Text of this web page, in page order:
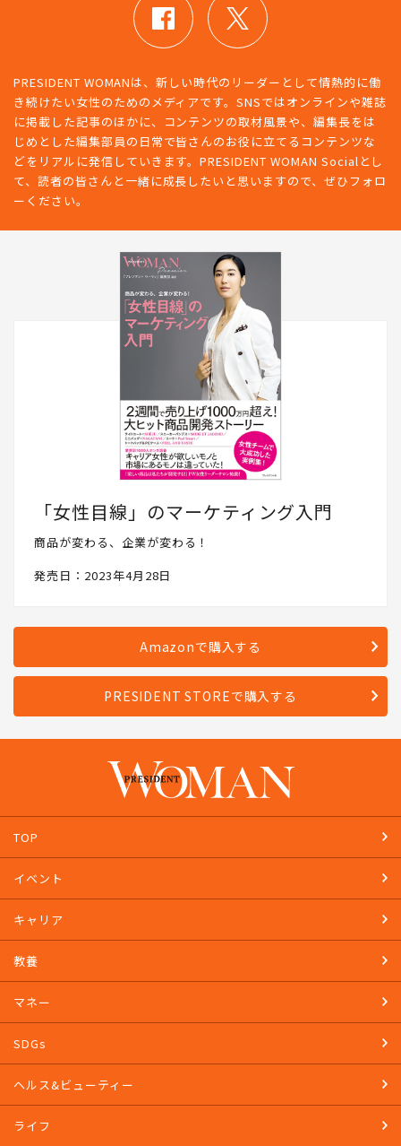
PRESIDENT WOMANは、新しい時代のリーダーとして情熱的に働
き続けたい女性のためのメディアです。SNSではオンラインや雑誌
に掲載した記事のほかに、コンテンツの取材風景や、編集長をは
じめとした編集部員の日常で皆さんのお役に立てるコンテンツな
どをリアルに発信していきます。PRESIDENT WOMAN Socialとし
て、読者の皆さんと一緒に成長したいと思いますので、ぜひフォロ
ーください。
「女性目線」のマーケティング入門
商品が変わる、企業が変わる！
発売日：2023年4月28日
Amazonで購入する
PRESIDENT STOREで購入する
TOP
イベント
キャリア
教養
マネー
SDGs
ヘルス&ビューティー
ライフ